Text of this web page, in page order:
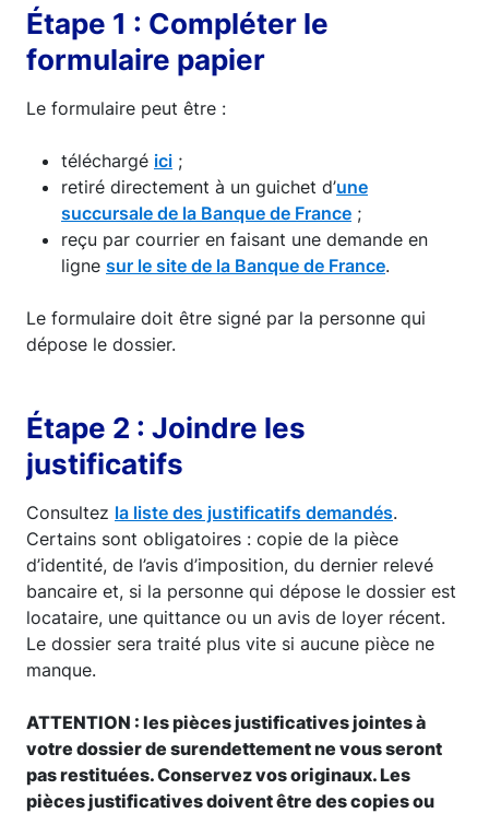
Étape 1 : Compléter le
formulaire papier
Le formulaire peut être :
téléchargé ici ;
retiré directement à un guichet d’une
succursale de la Banque de France ;
reçu par courrier en faisant une demande en
ligne sur le site de la Banque de France.
Le formulaire doit être signé par la personne qui
dépose le dossier.
Étape 2 : Joindre les
justificatifs
Consultez la liste des justificatifs demandés.
Certains sont obligatoires : copie de la pièce
d’identité, de l’avis d’imposition, du dernier relevé
bancaire et, si la personne qui dépose le dossier est
locataire, une quittance ou un avis de loyer récent.
Le dossier sera traité plus vite si aucune pièce ne
manque.
ATTENTION : les pièces justificatives jointes à
votre dossier de surendettement ne vous seront
pas restituées. Conservez vos originaux. Les
pièces justificatives doivent être des copies ou